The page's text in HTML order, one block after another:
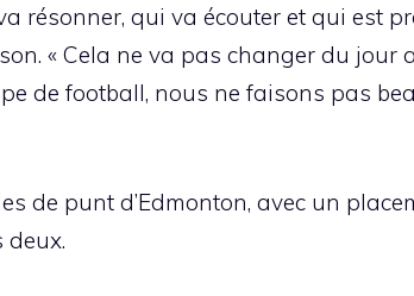
résonner, qui va écouter et qui est
« Cela ne va pas changer du
de football, nous ne faisons pas
de punt d’Edmonton, avec un
deux.